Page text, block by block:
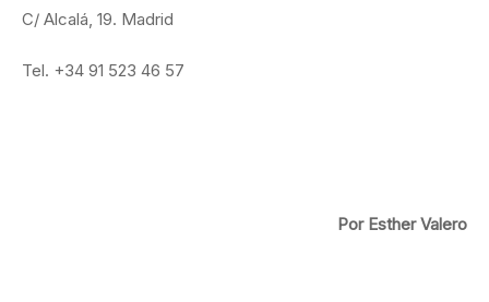
C/ Alcalá, 19. Madrid
Tel. +34 91 523 46 57
Por Esther Valero